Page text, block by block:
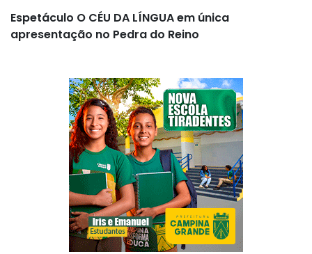
Espetáculo O CÉU DA LÍNGUA em única
apresentação no Pedra do Reino